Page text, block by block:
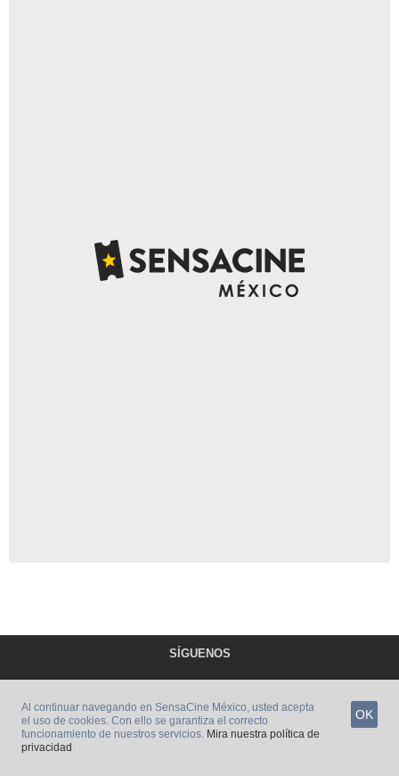
SÍGUENOS
Al continuar navegando en SensaCine México, usted acepta
el uso de cookies. Con ello se garantiza el correcto
funcionamiento de nuestros servicios. Mira nuestra política de
privacidad
OK